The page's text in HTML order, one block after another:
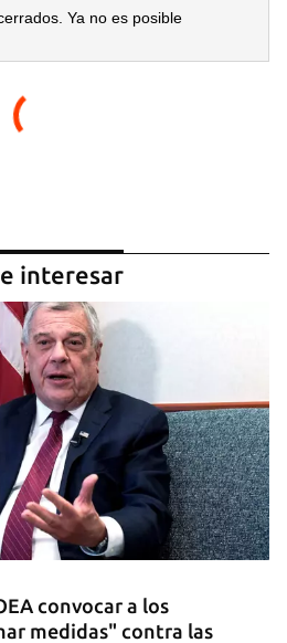
Ya no es posible
interesar
convocar a los
medidas" contra las